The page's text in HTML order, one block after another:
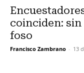
coinciden: sin
foso
Francisco Zambrano - 13